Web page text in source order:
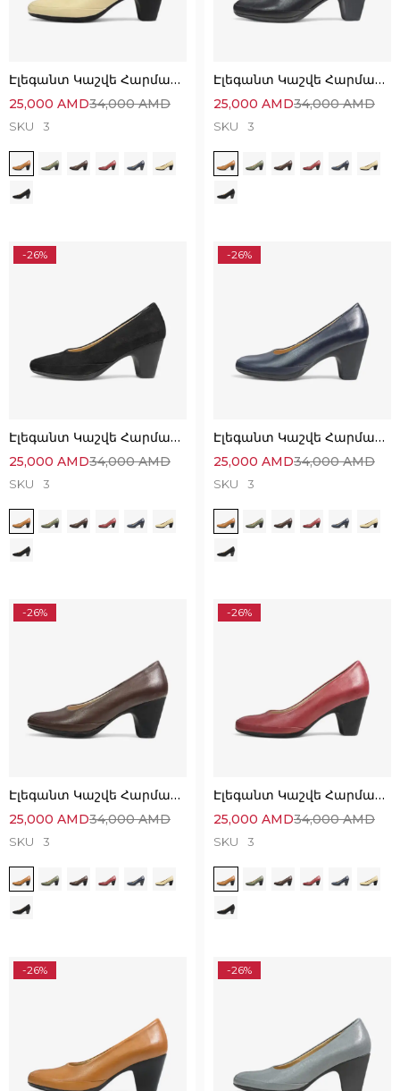
Էլեգանտ Կաշվե Հարմարավետ Կոշիկներ
34,000AMD
25,000 AMD
SKU 3
Էլեգանտ Կաշվե Հարմարավետ Կոշիկներ
34,000AMD
25,000 AMD
SKU 3
-26%
Էլեգանտ Կաշվե Հարմարավետ Կոշիկներ
34,000AMD
25,000 AMD
SKU 3
-26%
Էլեգանտ Կաշվե Հարմարավետ Կոշիկներ
34,000AMD
25,000 AMD
SKU 3
-26%
Էլեգանտ Կաշվե Հարմարավետ Կոշիկներ
34,000AMD
25,000 AMD
SKU 3
-26%
Էլեգանտ Կաշվե Հարմարավետ Կոշիկներ
34,000AMD
25,000 AMD
SKU 3
-26% -26%